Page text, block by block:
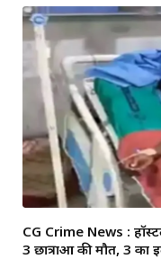
CG Crime News :
3 छात्राओं की मौत, 3 का